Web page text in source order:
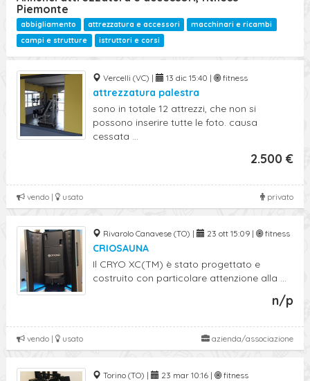
Piemonte
abbigliamento attrezzatura e accessori
macchinari e ricambi
campi e strutture
istruttori e corsi
Vercelli (VC) | 13 dic 15:40 | fitness
attrezzatura palestra
sono in totale 12 attrezzi, che non si
possono inserire tutte le foto. causa
cessata ...
2.500 €
privato
vendo | usato
Rivarolo Canavese (TO) | 23 ott 15:09 | fitness
CRIOSAUNA
Il CRYO XC(TM) è stato progettato e
costruito con particolare attenzione alla ...
n/p
azienda/associazione
vendo | usato
Torino (TO) | 23 mar 10:16 | fitness